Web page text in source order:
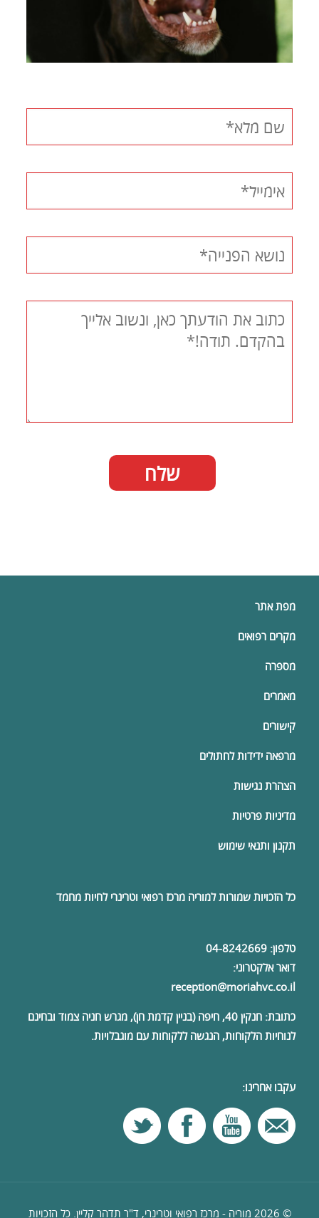
מפת אתר
מקרים רפואים
מספרה
מאמרים
קישורים
מרפאה ידידות לחתולים
הצהרת נגישות
מדיניות פרטיות
תקנון ותנאי שימוש
כל הזכויות שמורות למוריה מרכז רפואי וטרינרי לחיות מחמד
טלפון:04-8242669
דואר אלקטרוני:
reception@moriahvc.co.il
כתובת:
חנקין 40, חיפה (בניין קדמת חן), מגרש חניה צמוד ובחינם
לנוחיות הלקוחות, הנגשה ללקוחות עם מוגבלויות.
עקבו אחרינו:
© 2026 מוריה - מרכז רפואי וטרינרי, ד"ר תדהר קליין. כל הזכויות